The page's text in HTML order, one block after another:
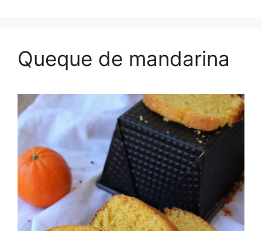
Queque de mandarina